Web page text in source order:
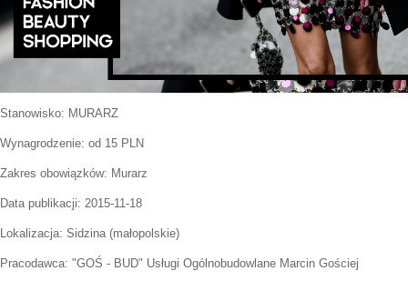
Stanowisko: MURARZ
Wynagrodzenie: od 15 PLN
Zakres obowiązków: Murarz
Data publikacji: 2015-11-18
Lokalizacja: Sidzina(małopolskie)
Pracodawca: "GOŚ - BUD" Usługi Ogólnobudowlane Marcin Gościej